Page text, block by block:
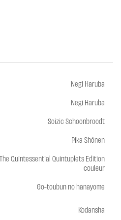
Negi Haruba
Negi Haruba
Soizic Schoonbroodt
Pika Shônen
The Quintessential Quintuplets Edition
couleur
Go-toubun no hanayome
Kodansha